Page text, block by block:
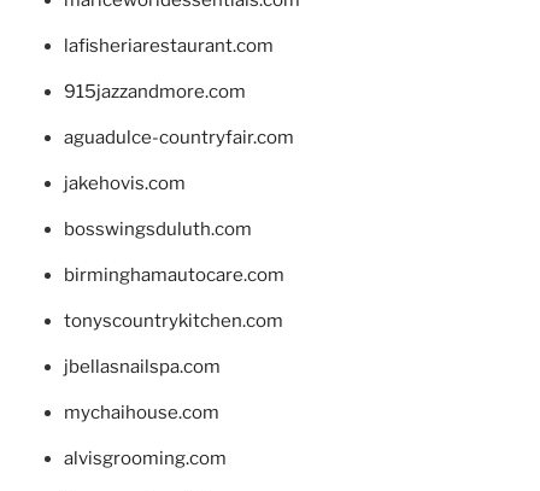
lafisheriarestaurant.com
915jazzandmore.com
aguadulce-countryfair.com
jakehovis.com
bosswingsduluth.com
birminghamautocare.com
tonyscountrykitchen.com
jbellasnailspa.com
mychaihouse.com
alvisgrooming.com